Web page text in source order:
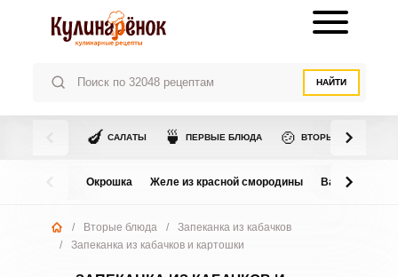
НАЙТИ
🍆 САЛАТЫ 🍵 ПЕРВЫЕ БЛЮДА 🍲 ВТОРЫЕ БЛЮДА
Окрошка Желе из красной смородины Варенье из
/ Вторые блюда /
Запеканка из кабачков
/
Запеканка из кабачков и картошки